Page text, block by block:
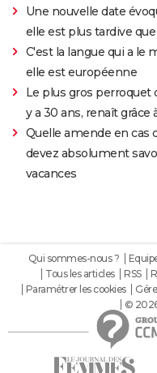
Une nouvelle date
elle est plus tardive
C'est la langue qui a le
elle est européenne
Le plus gros perroquet
y a 30 ans, renaît grâce
Quelle amende en cas
devez absolument
vacances
Qui sommes-nous ?
Tous les articles
RSS
Paramétrer les cookies
©